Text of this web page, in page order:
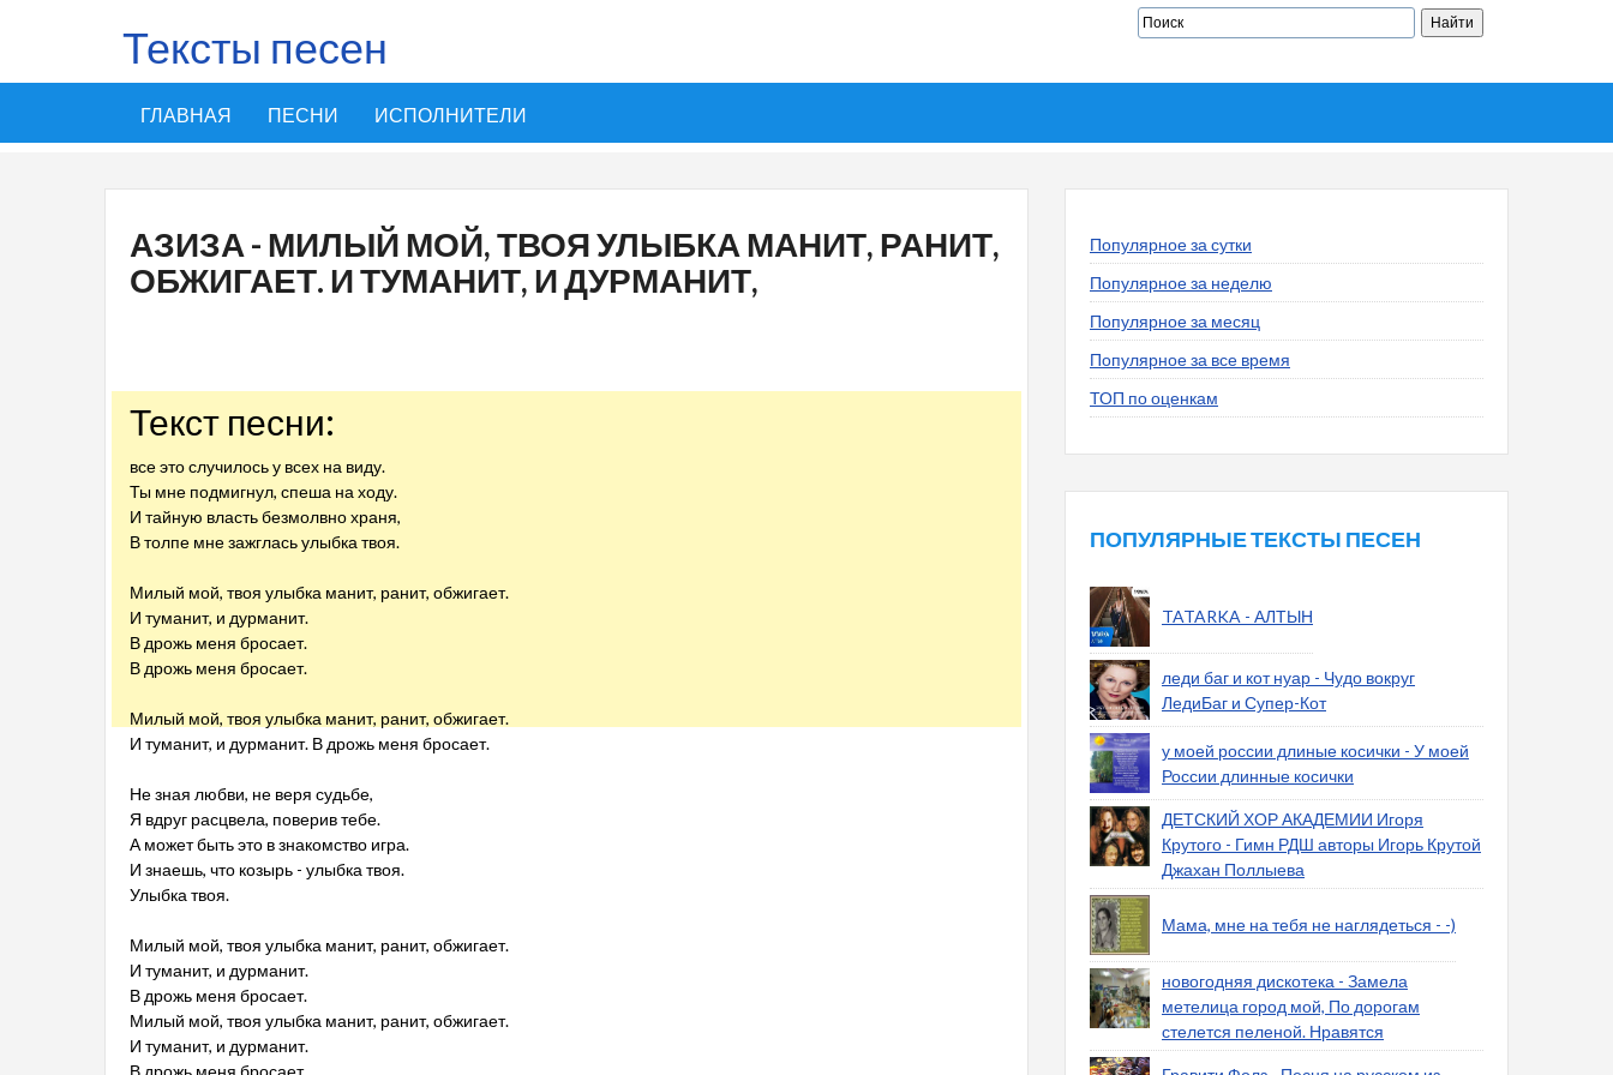
Тексты песен
ГЛАВНАЯ ПЕСНИ ИСПОЛНИТЕЛИ
АЗИЗА - МИЛЫЙ МОЙ, ТВОЯ УЛЫБКА МАНИТ, РАНИТ,
ОБЖИГАЕТ. И ТУМАНИТ, И ДУРМАНИТ,
Текст песни:
все это случилось у всех на виду.
Ты мне подмигнул, спеша на ходу.
И тайную власть безмолвно храня,
В толпе мне зажглась улыбка твоя.
Милый мой, твоя улыбка манит, ранит, обжигает.
И туманит, и дурманит.
В дрожь меня бросает.
В дрожь меня бросает.
Милый мой, твоя улыбка манит, ранит, обжигает.
И туманит, и дурманит. В дрожь меня бросает.
Не зная любви, не веря судьбе,
Я вдруг расцвела, поверив тебе.
А может быть это в знакомство игра.
И знаешь, что козырь - улыбка твоя.
Улыбка твоя.
Милый мой, твоя улыбка манит, ранит, обжигает.
И туманит, и дурманит.
В дрожь меня бросает.
Милый мой, твоя улыбка манит, ранит, обжигает.
И туманит, и дурманит.
В дрожь меня бросает.
Популярное за сутки
Популярное за неделю
Популярное за месяц
Популярное за все время
ТОП по оценкам
ПОПУЛЯРНЫЕ ТЕКСТЫ ПЕСЕН
TATARKA - АЛТЫН
леди баг и кот нуар - Чудо вокруг
ЛедиБаг и Супер-Кот
у моей россии длиные косички - У моей
России длинные косички
ДЕТСКИЙ ХОР АКАДЕМИИ Игоря
Крутого - Гимн РДШ авторы Игорь Крутой
Джахан Поллыева
Мама, мне на тебя не наглядеться - -)
новогодняя дискотека - Замела
метелица город мой, По дорогам
стелется пеленой. Нравятся